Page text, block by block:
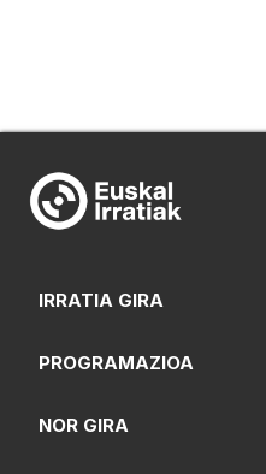
IRRATIA GIRA
PROGRAMAZIOA
NOR GIRA